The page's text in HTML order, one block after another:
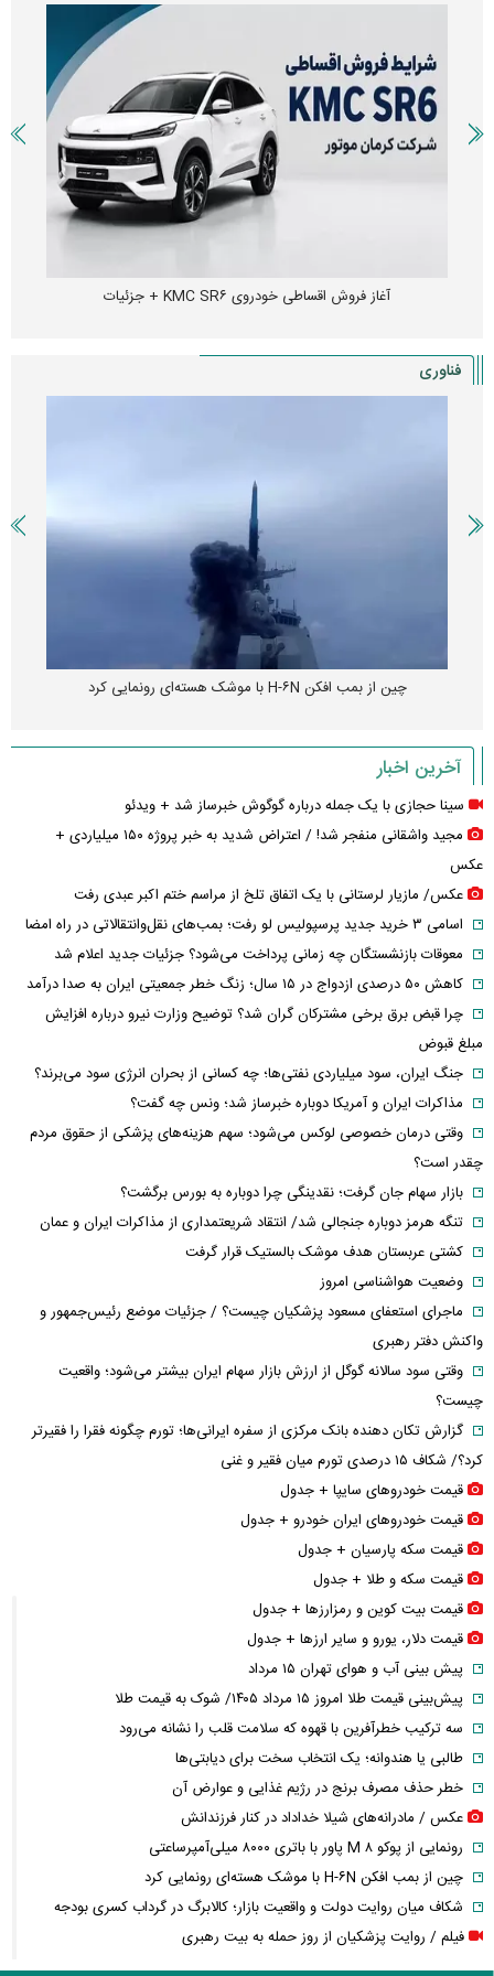
آغاز فروش اقساطی خودروی KMC SR۶ + جزئیات
فناوری
چین از بمب افکن H-۶N با موشک هسته‌ای رونمایی کرد
آخرین اخبار
سینا حجازی با یک جمله درباره گوگوش خبرساز شد + ویدئو
مجید واشقانی منفجر شد! / اعتراض شدید به خبر پروژه ۱۵۰ میلیاردی +
عکس
عکس/ مازیار لرستانی با یک اتفاق تلخ از مراسم ختم اکبر عبدی رفت
اسامی ۳ خرید جدید پرسپولیس لو رفت؛ بمب‌های نقل‌وانتقالاتی در راه امضا
معوقات بازنشستگان چه زمانی پرداخت می‌شود؟ جزئیات جدید اعلام شد
کاهش ۵۰ درصدی ازدواج در ۱۵ سال؛ زنگ خطر جمعیتی ایران به صدا درآمد
چرا قبض برق برخی مشترکان گران شد؟ توضیح وزارت نیرو درباره افزایش
مبلغ قبوض
جنگ ایران، سود میلیاردی نفتی‌ها؛ چه کسانی از بحران انرژی سود می‌برند؟
مذاکرات ایران و آمریکا دوباره خبرساز شد؛ ونس چه گفت؟
وقتی درمان خصوصی لوکس می‌شود؛ سهم هزینه‌های پزشکی از حقوق مردم
چقدر است؟
بازار سهام جان گرفت؛ نقدینگی چرا دوباره به بورس برگشت؟
تنگه هرمز دوباره جنجالی شد/ انتقاد شریعتمداری از مذاکرات ایران و عمان
کشتی عربستان هدف موشک بالستیک قرار گرفت
وضعیت هواشناسی امروز
ماجرای استعفای مسعود پزشکیان چیست؟ / جزئیات موضع رئیس‌جمهور و
واکنش دفتر رهبری
وقتی سود سالانه گوگل از ارزش بازار سهام ایران بیشتر می‌شود؛ واقعیت
چیست؟
گزارش تکان‌ دهنده بانک مرکزی از سفره ایرانی‌ها؛ تورم چگونه فقرا را فقیرتر
کرد؟/ شکاف ۱۵ درصدی تورم میان فقیر و غنی
قیمت خودرو‌های سایپا + جدول
قیمت خودرو‌های ایران خودرو + جدول
قیمت سکه پارسیان + جدول
قیمت سکه و طلا + جدول
قیمت بیت کوین و رمزارز‌ها + جدول
قیمت دلار، یورو و سایر ارز‌ها + جدول
پیش بینی آب و هوای تهران ۱۵ مرداد
پیش‌بینی قیمت طلا امروز ۱۵ مرداد ۱۴۰۵/ شوک به قیمت طلا
سه ترکیب خطرآفرین با قهوه که سلامت قلب را نشانه می‌رود
طالبی یا هندوانه؛ یک انتخاب سخت برای دیابتی‌ها
خطر حذف مصرف برنج در رژیم غذایی و عوارض آن
عکس / مادرانه‌های شیلا خداداد در کنار فرزندانش
رونمایی از پوکو M ۸ پاور با باتری ۸۰۰۰ میلی‌آمپرساعتی
چین از بمب افکن H-۶N با موشک هسته‌ای رونمایی کرد
شکاف میان روایت دولت و واقعیت بازار؛ کالابرگ در گرداب کسری بودجه
فیلم / روایت پزشکیان از روز حمله به بیت رهبری
فیلم / روایت پزشکیان از دیدار با رهبر شهید پس از بمباران شورای امنیت